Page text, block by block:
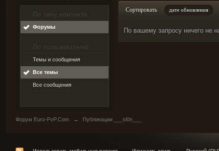
По типу контента
Форумы
По пользователю
Темы и сообщения
Все темы
Все сообщения
Сортировать дате обновления
По вашему запросу ничего не
Форум Euro-PvP.Com → Публикации ___sl0n___